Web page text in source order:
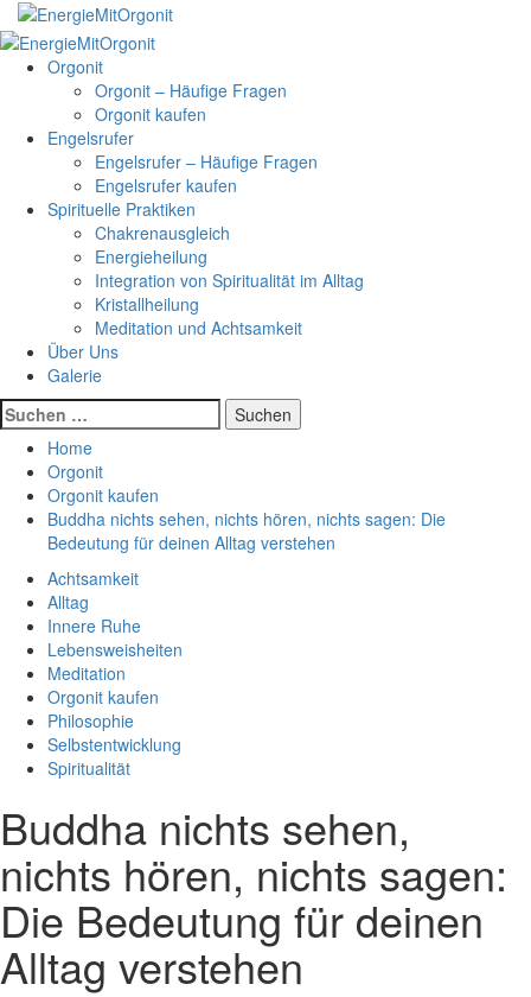
Skip
to
content
Primary
Menu Orgonit
Orgonit – Häufige Fragen
Orgonit kaufen
Engelsrufer
Engelsrufer – Häufige Fragen
Engelsrufer kaufen
Spirituelle Praktiken
Chakrenausgleich
Energieheilung
Integration von Spiritualität im Alltag
Kristallheilung
Meditation und Achtsamkeit
Über Uns
Galerie
Suchen
nach:
Home
Orgonit
Orgonit kaufen
Buddha nichts sehen, nichts hören, nichts sagen: Die
Bedeutung für deinen Alltag verstehen
Achtsamkeit
Alltag
Innere Ruhe
Lebensweisheiten
Meditation
Orgonit kaufen
Philosophie
Selbstentwicklung
Spiritualität
Buddha nichts sehen,
nichts hören, nichts sagen:
Die Bedeutung für deinen
Alltag verstehen